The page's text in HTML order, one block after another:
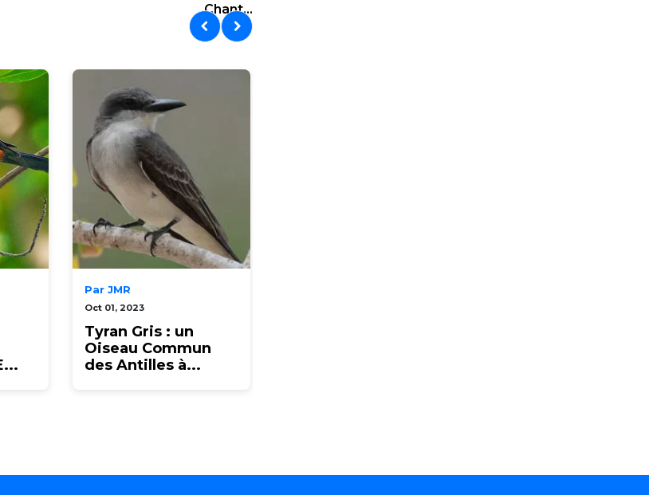
Chant...
Par JMR
Oct 01, 2023
Tyran Gris : un
Oiseau Commun
des Antilles à...